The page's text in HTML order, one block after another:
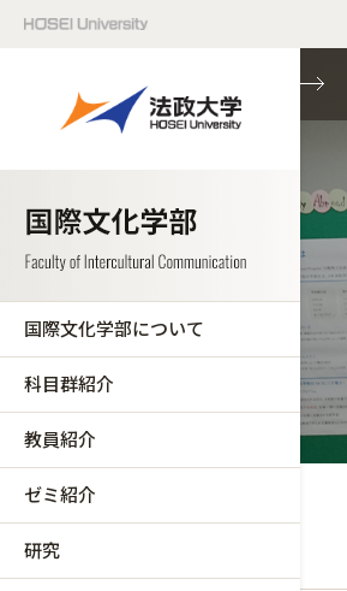
国際文化学部について
科目群紹介
教員紹介
ゼミ紹介
研究